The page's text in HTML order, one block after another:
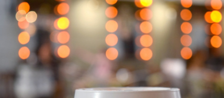
Перейти к основному содержанию